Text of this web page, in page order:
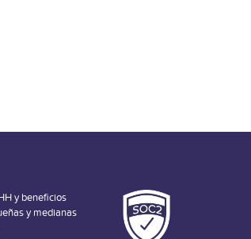
y beneficios
y medianas